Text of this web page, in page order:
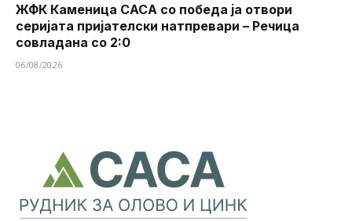
ЖФК Каменица САСА со победа ја отвори
серијата пријателски натпревари – Речица
совладана со 2:0
06/08/2026